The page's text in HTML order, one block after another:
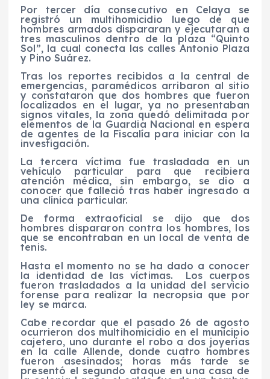
Por tercer día consecutivo en Celaya se
registró un multihomicidio luego de que
hombres armados dispararan y ejecutaran a
tres masculinos dentro de la plaza “Quinto
Sol”, la cual conecta las calles Antonio Plaza
y Pino Suárez.
Tras los reportes recibidos a la central de
emergencias, paramédicos arribaron al sitio
y constataron que dos hombres que fueron
localizados en el lugar, ya no presentaban
signos vitales, la zona quedó delimitada por
elementos de la Guardia Nacional en espera
de agentes de la Fiscalía para iniciar con la
investigación.
La tercera víctima fue trasladada en un
vehículo particular para que recibiera
atención médica, sin embargo, se dio a
conocer que falleció tras haber ingresado a
una clínica particular.
De forma extraoficial se dijo que dos
hombres dispararon contra los hombres, los
que se encontraban en un local de venta de
tenis.
Hasta el momento no se ha dado a conocer
la identidad de las víctimas.
Los cuerpos
fueron trasladados a la unidad del servicio
forense para realizar la necropsia que por
ley se marca.
Cabe recordar que el pasado 26 de agosto
ocurrieron dos multihomicidio en el municipio
cajetero, uno durante el robo a dos joyerías
en la calle Allende, donde cuatro hombres
fueron asesinados; horas más tarde se
presentó el segundo ataque en una casa de